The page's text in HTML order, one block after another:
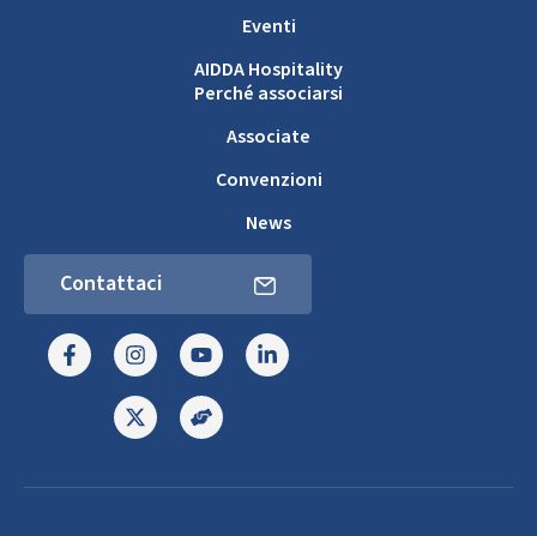
Eventi
AIDDA Hospitality
Perché associarsi
Associate
Convenzioni
News
Contattaci